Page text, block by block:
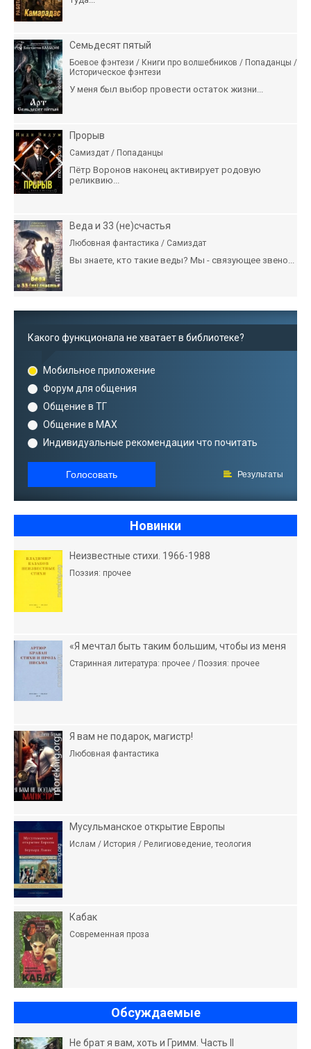
Семьдесят пятый
Боевое фэнтези / Книги про волшебников / Попаданцы /
Историческое фэнтези
У меня был выбор провести остаток жизни...
Прорыв
Самиздат / Попаданцы
Пётр Воронов наконец активирует родовую
реликвию...
Веда и 33 (не)счастья
Любовная фантастика / Самиздат
Вы знаете, кто такие веды? Мы - связующее звено...
Какого функционала не хватает в библиотеке?
Мобильное приложение
Форум для общения
Общение в ТГ
Общение в MAX
Индивидуальные рекомендации что почитать
Голосовать Результаты
Новинки
Неизвестные стихи. 1966-1988
Поэзия: прочее
«Я мечтал быть таким большим, чтобы из меня
Старинная литература: прочее / Поэзия: прочее
Я вам не подарок, магистр!
Любовная фантастика
Мусульманское открытие Европы
Ислам / История / Религиоведение, теология
Кабак
Современная проза
Обсуждаемые
Не брат я вам, хоть и Гримм. Часть II